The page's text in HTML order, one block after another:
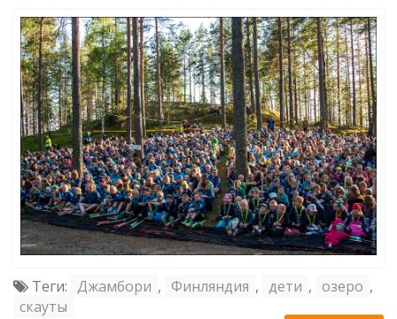
Теги: Джамбори , Финляндия , дети , озеро ,
скауты